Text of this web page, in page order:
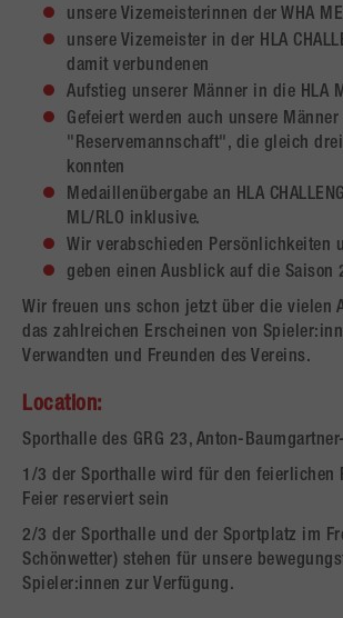
unsere Vizemeisterinnen der WHA
unsere Vizemeister in der HLA
damit verbundenen
Aufstieg unserer Männer in die HLA
Gefeiert werden auch unsere Männer
"Reservemannschaft", die gleich
konnten
Medaillenübergabe an HLA
ML/RLO inklusive.
Wir verabschieden Persönlichkeiten
geben einen Ausblick auf die Saison
Wir freuen uns schon jetzt über die vielen
das zahlreichen Erscheinen von
Verwandten und Freunden des Vereins.
Location:
Sporthalle des GRG 23, Anton-
1/3 der Sporthalle wird für den feierlichen
Feier reserviert sein
2/3 der Sporthalle und der Sportplatz im
Schönwetter) stehen für unsere
Spieler:innen zur Verfügung.